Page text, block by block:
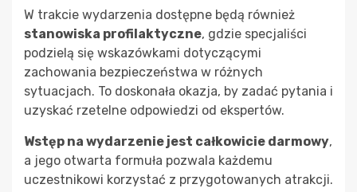
W trakcie wydarzenia dostępne będą również
stanowiska profilaktyczne, gdzie specjaliści
podzielą się wskazówkami dotyczącymi
zachowania bezpieczeństwa w różnych
sytuacjach. To doskonała okazja, by zadać pytania i
uzyskać rzetelne odpowiedzi od ekspertów.
Wstęp na wydarzenie jest całkowicie darmowy,
a jego otwarta formuła pozwala każdemu
uczestnikowi korzystać z przygotowanych atrakcji.